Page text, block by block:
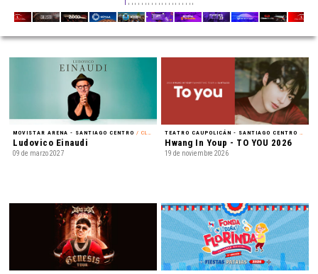
MOVISTAR ARENA - SANTIAGO CENTRO / CLÁSICA
Ludovico Einaudi
09 de marzo 2027
TEATRO CAUPOLICÁN - SANTIAGO CENTRO
Hwang In Youp - TO YOU 2026
19 de noviembre 2026